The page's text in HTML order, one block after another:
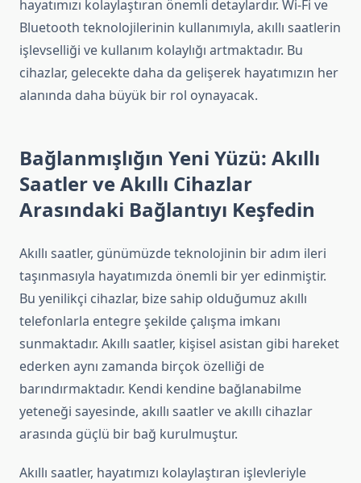
hayatımızı kolaylaştıran önemli detaylardır. Wi-Fi ve
Bluetooth teknolojilerinin kullanımıyla, akıllı saatlerin
işlevselliği ve kullanım kolaylığı artmaktadır. Bu
cihazlar, gelecekte daha da gelişerek hayatımızın her
alanında daha büyük bir rol oynayacak.
Bağlanmışlığın Yeni Yüzü: Akıllı
Saatler ve Akıllı Cihazlar
Arasındaki Bağlantıyı Keşfedin
Akıllı saatler, günümüzde teknolojinin bir adım ileri
taşınmasıyla hayatımızda önemli bir yer edinmiştir.
Bu yenilikçi cihazlar, bize sahip olduğumuz akıllı
telefonlarla entegre şekilde çalışma imkanı
sunmaktadır. Akıllı saatler, kişisel asistan gibi hareket
ederken aynı zamanda birçok özelliği de
barındırmaktadır. Kendi kendine bağlanabilme
yeteneği sayesinde, akıllı saatler ve akıllı cihazlar
arasında güçlü bir bağ kurulmuştur.
Akıllı saatler, hayatımızı kolaylaştıran işlevleriyle